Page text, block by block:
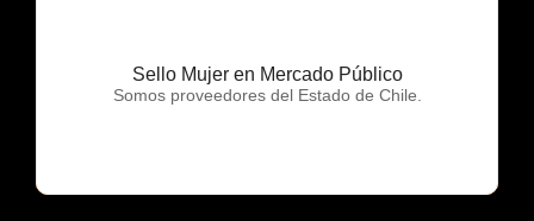
Sello Mujer en Mercado Público
Somos proveedores del Estado de Chile.
OTP Servicios